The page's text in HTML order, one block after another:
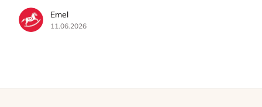
Emel
11.06.2026